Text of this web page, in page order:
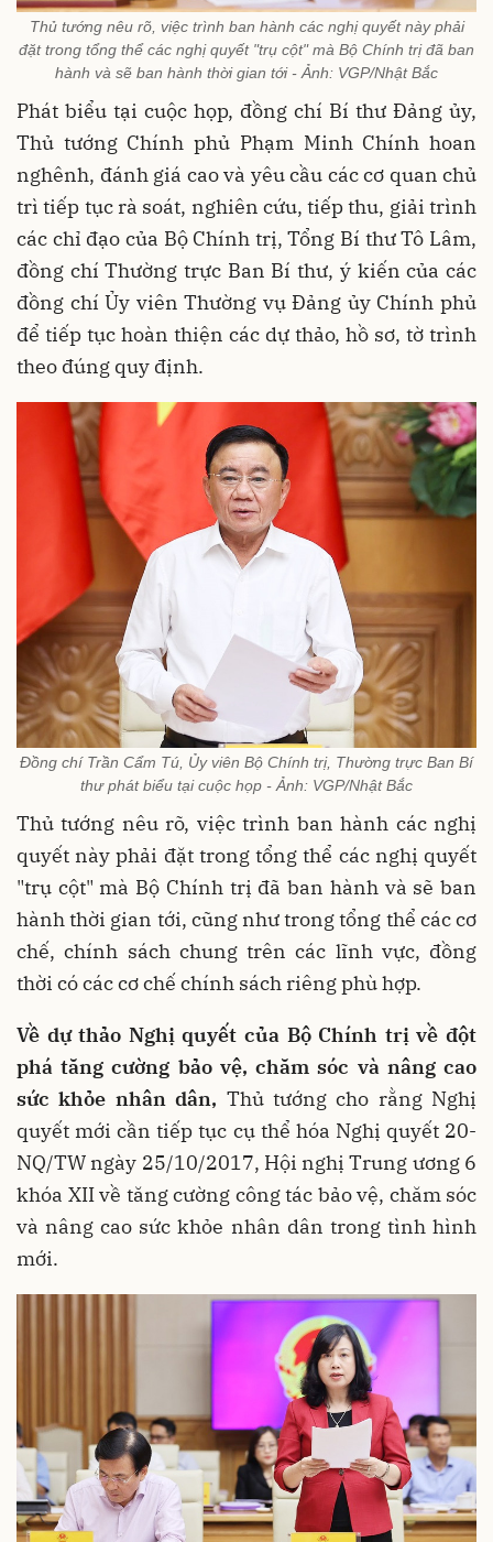
Thủ tướng nêu rõ, việc trình ban hành các nghị quyết này phải
đặt trong tổng thể các nghị quyết "trụ cột" mà Bộ Chính trị đã ban
hành và sẽ ban hành thời gian tới - Ảnh: VGP/Nhật Bắc
Phát biểu tại cuộc họp, đồng chí Bí thư Đảng ủy,
Thủ tướng Chính phủ Phạm Minh Chính hoan
nghênh, đánh giá cao và yêu cầu các cơ quan chủ
trì tiếp tục rà soát, nghiên cứu, tiếp thu, giải trình
các chỉ đạo của Bộ Chính trị, Tổng Bí thư Tô Lâm,
đồng chí Thường trực Ban Bí thư, ý kiến của các
đồng chí Ủy viên Thường vụ Đảng ủy Chính phủ
để tiếp tục hoàn thiện các dự thảo, hồ sơ, tờ trình
theo đúng quy định.
Đồng chí Trần Cẩm Tú, Ủy viên Bộ Chính trị, Thường trực Ban Bí
thư phát biểu tại cuộc họp - Ảnh: VGP/Nhật Bắc
Thủ tướng nêu rõ, việc trình ban hành các nghị
quyết này phải đặt trong tổng thể các nghị quyết
"trụ cột" mà Bộ Chính trị đã ban hành và sẽ ban
hành thời gian tới, cũng như trong tổng thể các cơ
chế, chính sách chung trên các lĩnh vực, đồng
thời có các cơ chế chính sách riêng phù hợp.
Về dự thảo Nghị quyết của Bộ Chính trị về đột
phá tăng cường bảo vệ, chăm sóc và nâng cao
sức khỏe nhân dân, Thủ tướng cho rằng Nghị
quyết mới cần tiếp tục cụ thể hóa Nghị quyết 20-
NQ/TW ngày 25/10/2017, Hội nghị Trung ương 6
khóa XII về tăng cường công tác bảo vệ, chăm sóc
và nâng cao sức khỏe nhân dân trong tình hình
mới.